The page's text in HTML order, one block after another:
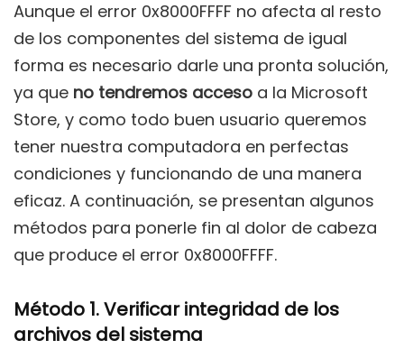
Aunque el error 0x8000FFFF no afecta al resto
de los componentes del sistema de igual
forma es necesario darle una pronta solución,
ya que no tendremos acceso a la Microsoft
Store, y como todo buen usuario queremos
tener nuestra computadora en perfectas
condiciones y funcionando de una manera
eficaz. A continuación, se presentan algunos
métodos para ponerle fin al dolor de cabeza
que produce el error 0x8000FFFF.
Método 1. Verificar integridad de los
archivos del sistema